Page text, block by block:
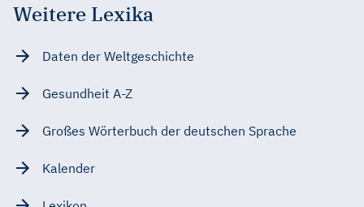
Weitere Lexika
Daten der Weltgeschichte
Gesundheit A-Z
Großes Wörterbuch der deutschen Sprache
Kalender